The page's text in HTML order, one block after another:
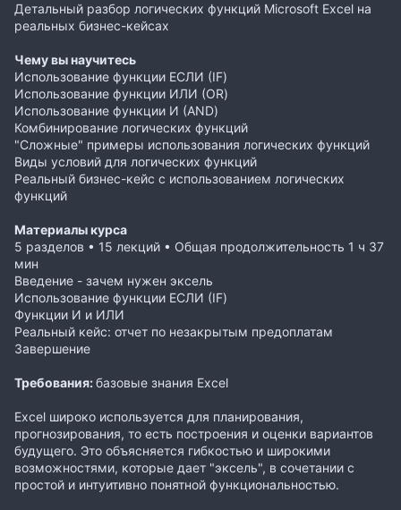
Детальный разбор логических функций Microsoft Excel на
реальных бизнес-кейсах
Чему вы научитесь
Использование функции ЕСЛИ (IF)
Использование функции ИЛИ (OR)
Использование функции И (AND)
Комбинирование логических функций
"Сложные" примеры использования логических функций
Виды условий для логических функций
Реальный бизнес-кейс с использованием логических
функций
Материалы курса
5 разделов • 15 лекций • Общая продолжительность 1 ч 37
мин
Введение - зачем нужен эксель
Использование функции ЕСЛИ (IF)
Функции И и ИЛИ
Реальный кейс: отчет по незакрытым предоплатам
Завершение
Требования:базовые знания Excel
Excel широко используется для планирования,
прогнозирования, то есть построения и оценки вариантов
будущего. Это объясняется гибкостью и широкими
возможностями, которые дает "эксель", в сочетании с
простой и интуитивно понятной функциональностью.